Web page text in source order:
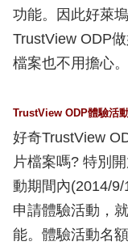
功能。因此好萊
TrustView ODP
檔案也不用擔心。
TrustView ODP體驗活
好奇TrustView
片檔案嗎? 特別
動期間內(2014/
申請體驗活動，
能。體驗活動名